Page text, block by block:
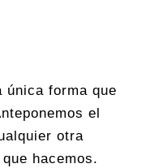
única forma que
el
otra
hacemos.